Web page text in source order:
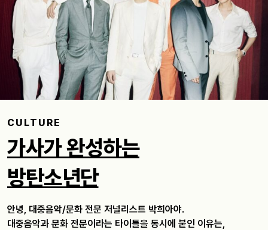
CULTURE
가사가 완성하는
방탄소년단
안녕, 대중음악/문화 전문 저널리스트 박희아야.
대중음악과 문화 전문이라는 타이틀을 동시에 붙인 이유는,